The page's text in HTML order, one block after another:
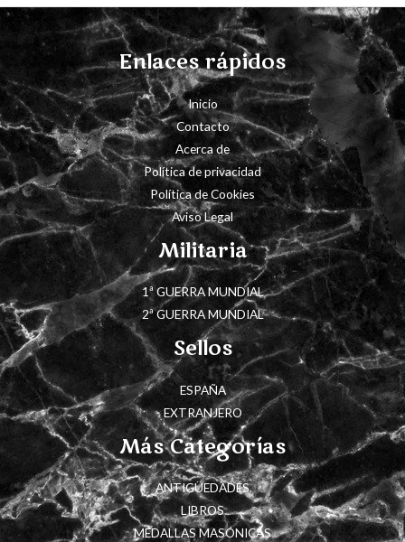
Enlaces rápidos
Inicio
Contacto
Acerca de
Política de privacidad
Política de Cookies
Aviso Legal
Militaria
1ª GUERRA MUNDIAL
2ª GUERRA MUNDIAL
Sellos
ESPAÑA
EXTRANJERO
Más Categorías
ANTIGÜEDADES
LIBROS
MEDALLAS MASÓNICAS